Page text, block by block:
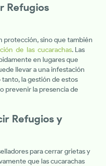
Refugios
protección, sino que también
de las cucarachas. Las
en lugares que
llevar a una infestación
la gestión de estos
prevenir la presencia de
Refugios y
para cerrar grietas y
que las cucarachas